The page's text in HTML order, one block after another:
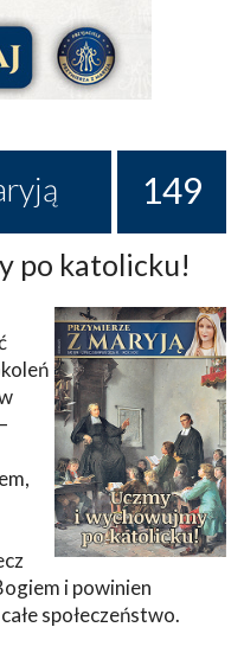
149
po katolicku!
i powinien
społeczeństwo.